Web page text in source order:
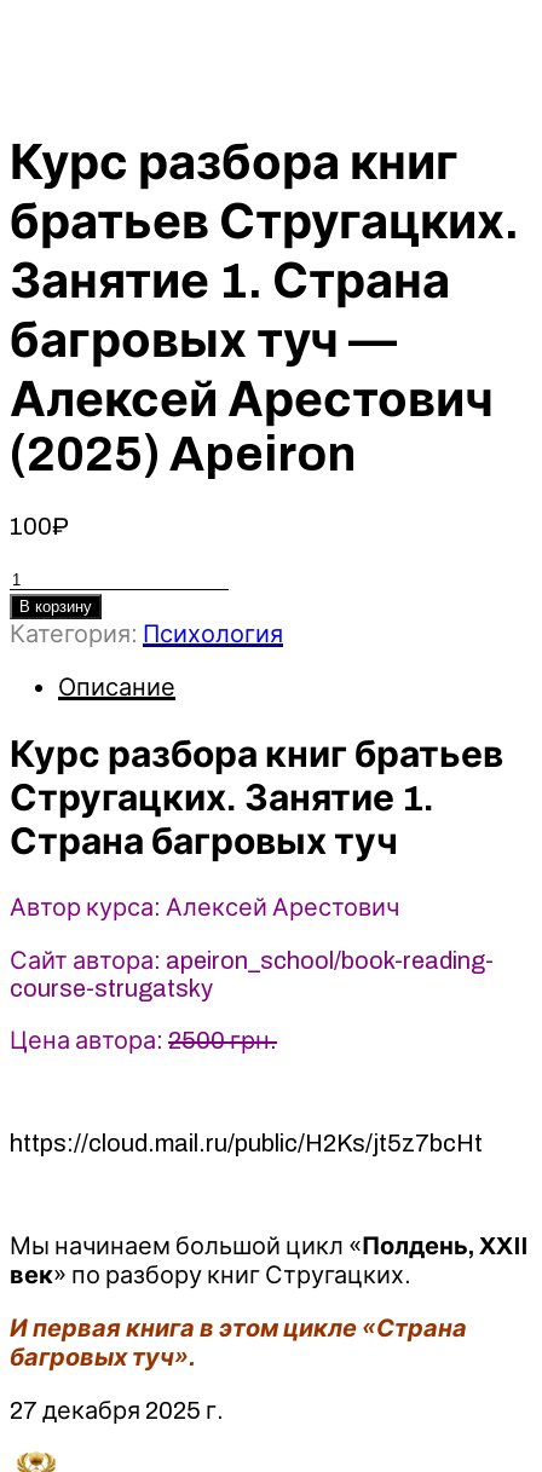
Курс разбора книг
братьев Стругацких.
Занятие 1. Страна
багровых туч —
Алексей Арестович
(2025) Apeiron
100₽
Количество
товара
Курс
книг
Стругацких.
Занятие
1.
Страна
багровых
туч
-
Алексей
Арестович
Apeiron
В корзину
Категория: Психология
Описание
Курс разбора книг братьев
Стругацких. Занятие 1.
Страна багровых туч
Автор курса: Алексей Арестович
Сайт автора: apeiron_school/book-reading-
course-strugatsky
Цена автора: 2500 грн.
https://cloud.mail.ru/public/H2Ks/jt5z7bcHt
Мы начинаем большой цикл «Полдень, XXII
век» по разбору книг Стругацких.
И первая книга в этом цикле «Страна
багровых туч».
27 декабря 2025 г.